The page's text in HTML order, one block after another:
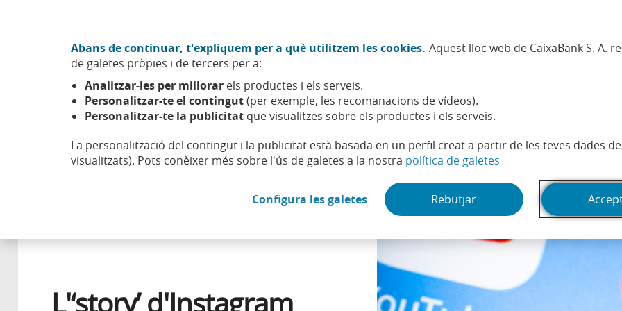
Abans de continuar, t'expliquem per a què utilitzem les cookies. Aquest lloc web de CaixaBank S. A.
de galetes pròpies i de tercers per a:
Analitzar-les per millorar els productes i els serveis.
Personalitzar-te el contingut(per exemple, les recomanacions de vídeos).
Personalitzar-te la publicitat que visualitzes sobre els productes i els serveis.
La personalització del contingut i la publicitat està basada en un perfil creat a partir de les teves dades
visualitzats). Pots conèixer més sobre l'ús de galetes a la nostra política de galetes
Configura les galetes(Obre en finestra nova)
Rebutjar
Sobre nosaltres Accionistes i inversors
Esfera Innovació Transformació L'‘story’ d'Instagram
5 OCTUBRE 2018
L'‘story’ d'Instagram